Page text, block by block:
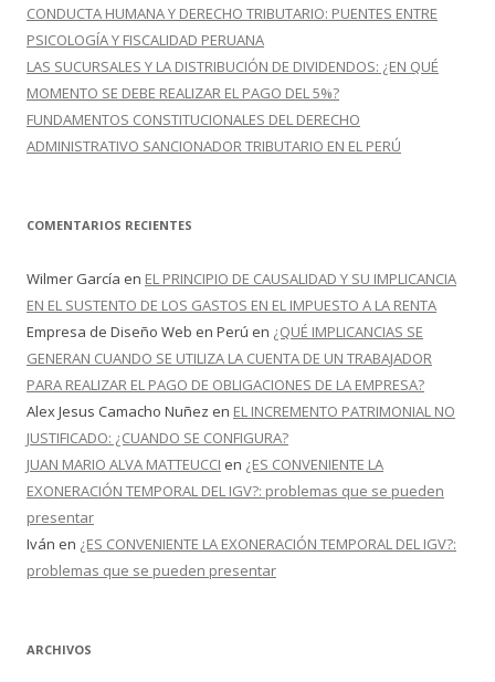
CONDUCTA HUMANA Y DERECHO TRIBUTARIO: PUENTES ENTRE
PSICOLOGÍA Y FISCALIDAD PERUANA
LAS SUCURSALES Y LA DISTRIBUCIÓN DE DIVIDENDOS: ¿EN QUÉ
MOMENTO SE DEBE REALIZAR EL PAGO DEL 5%?
FUNDAMENTOS CONSTITUCIONALES DEL DERECHO
ADMINISTRATIVO SANCIONADOR TRIBUTARIO EN EL PERÚ
COMENTARIOS RECIENTES
Wilmer García en EL PRINCIPIO DE CAUSALIDAD Y SU IMPLICANCIA
EN EL SUSTENTO DE LOS GASTOS EN EL IMPUESTO A LA RENTA
Empresa de Diseño Web en Perú en ¿QUÉ IMPLICANCIAS SE
GENERAN CUANDO SE UTILIZA LA CUENTA DE UN TRABAJADOR
PARA REALIZAR EL PAGO DE OBLIGACIONES DE LA EMPRESA?
Alex Jesus Camacho Nuñez en EL INCREMENTO PATRIMONIAL NO
JUSTIFICADO: ¿CUANDO SE CONFIGURA?
JUAN MARIO ALVA MATTEUCCI en ¿ES CONVENIENTE LA
EXONERACIÓN TEMPORAL DEL IGV?: problemas que se pueden
presentar
Iván en ¿ES CONVENIENTE LA EXONERACIÓN TEMPORAL DEL IGV?:
problemas que se pueden presentar
ARCHIVOS